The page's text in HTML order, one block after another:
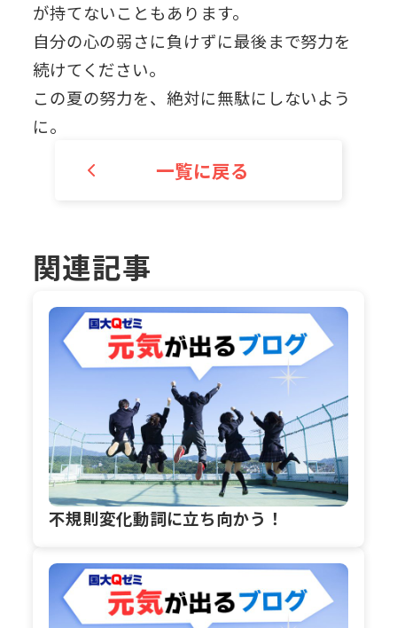
が持てないこともあります。
自分の心の弱さに負けずに最後まで努力を
続けてください。
この夏の努力を、絶対に無駄にしないよう
に。
一覧に戻る
関連記事
不規則変化動詞に立ち向かう！